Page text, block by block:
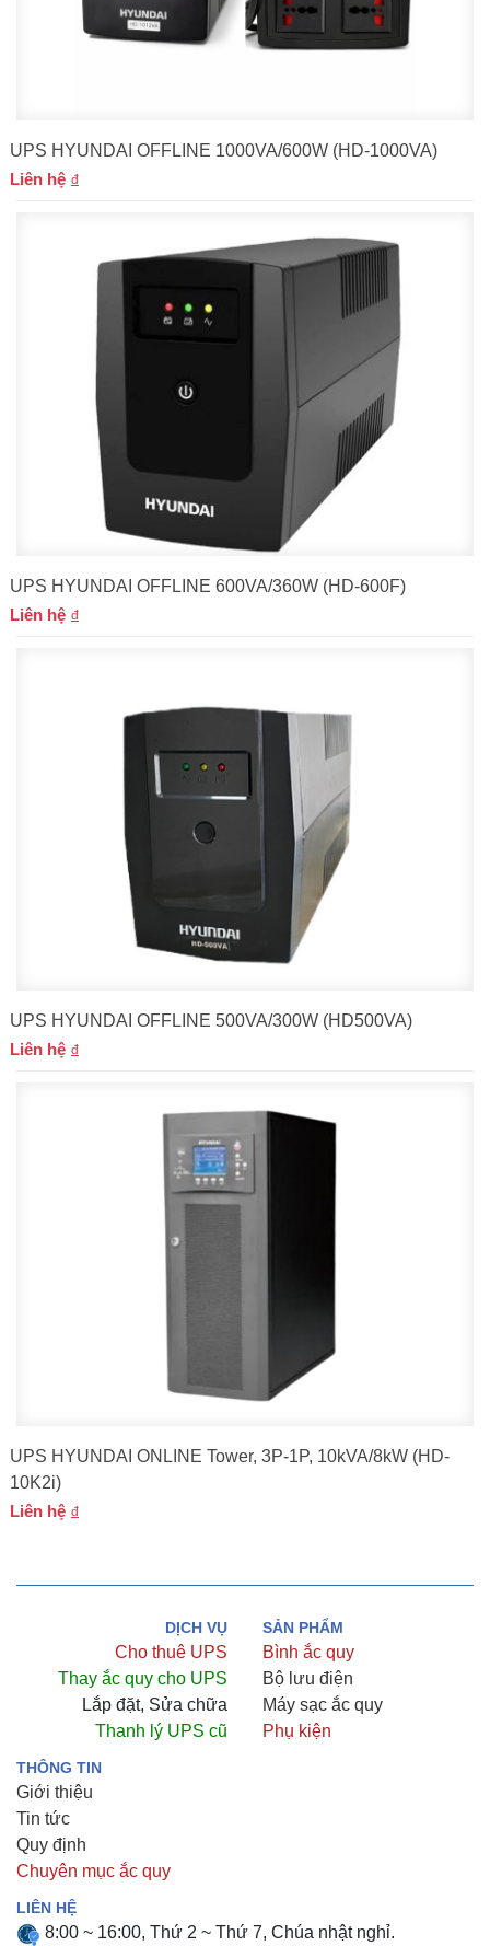
UPS HYUNDAI OFFLINE 1000VA/600W (HD-1000VA)
Liên hệ
UPS HYUNDAI OFFLINE 600VA/360W (HD-600F)
Liên hệ
UPS HYUNDAI OFFLINE 500VA/300W (HD500VA)
Liên hệ
UPS HYUNDAI ONLINE Tower, 3P-1P, 10kVA/8kW (HD-
10K2i)
Liên hệ
DỊCH VỤ
Cho thuê UPS
Thay ắc quy cho UPS
Lắp đặt, Sửa chữa
Thanh lý UPS cũ
SẢN PHẨM
Bình ắc quy
Bộ lưu điện
Máy sạc ắc quy
Phụ kiện
THÔNG TIN
Giới thiệu
Tin tức
Quy định
Chuyên mục ắc quy
LIÊN HỆ
8:00 ~ 16:00, Thứ 2 ~ Thứ 7, Chúa nhật nghỉ.